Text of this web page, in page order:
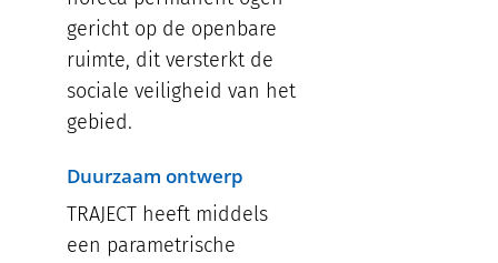
gericht op de openbare
ruimte, dit versterkt de
sociale veiligheid van het
gebied.
Duurzaam ontwerp
TRAJECT heeft middels
een parametrische